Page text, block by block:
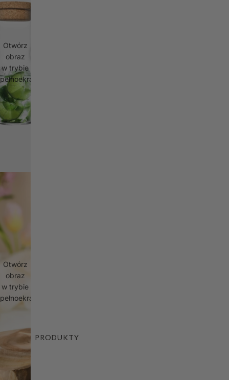
PRODUKTY
Otwórz
obraz
w trybie
pełnoekranowym
Otwórz
obraz
w trybie
pełnoekranowym